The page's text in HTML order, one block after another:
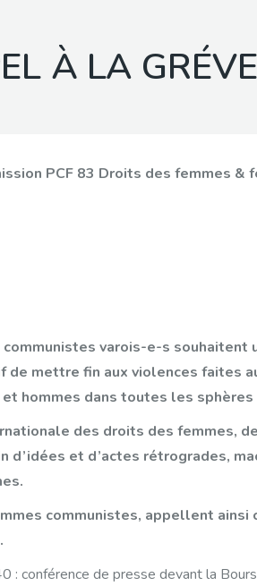
À LA
PCF 83 Droits des femmes &
communistes varois-e-s
de mettre fin aux violences faites
hommes dans toutes les
des droits des femmes,
d’idées et d’actes rétrogrades,
communistes, appellent
: conférence de presse devant la